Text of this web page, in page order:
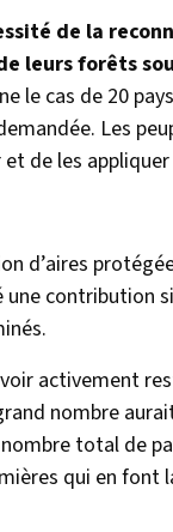
de la
leurs forêts
le cas de 20
Les
de les
d’aires
une contribution
activement
nombre
total de
qui en font